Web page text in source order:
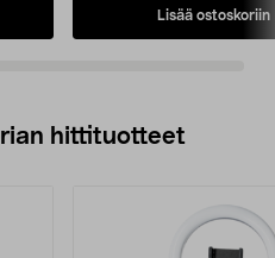
Lisää ostoskoriin
hittituotteet